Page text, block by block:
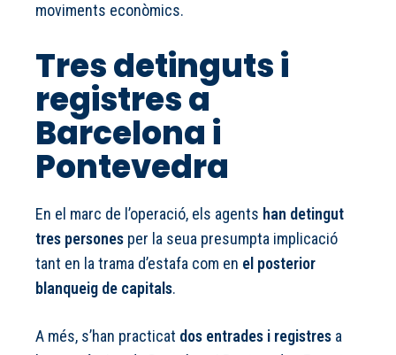
moviments econòmics.
Tres detinguts i
registres a
Barcelona i
Pontevedra
En el marc de l’operació, els agents han detingut
tres persones per la seua presumpta implicació
tant en la trama d’estafa com en el posterior
blanqueig de capitals.
A més, s’han practicat dos entrades i registres a